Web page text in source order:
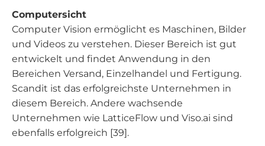
Computersicht
Computer Vision ermöglicht es Maschinen, Bilder
und Videos zu verstehen. Dieser Bereich ist gut
entwickelt und findet Anwendung in den
Bereichen Versand, Einzelhandel und Fertigung.
Scandit ist das erfolgreichste Unternehmen in
diesem Bereich. Andere wachsende
Unternehmen wie LatticeFlow und Viso.ai sind
ebenfalls erfolgreich [39].